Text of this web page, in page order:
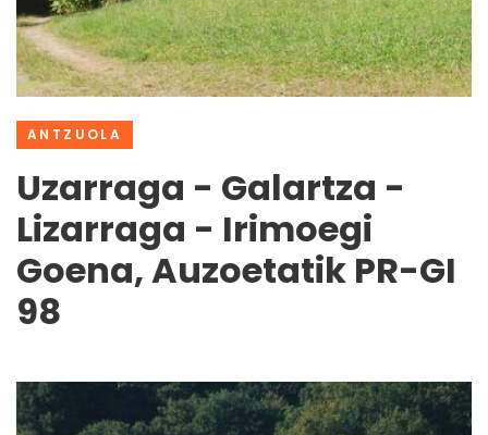
ANTZUOLA
Uzarraga - Galartza -
Lizarraga - Irimoegi
Goena, Auzoetatik PR-GI
98